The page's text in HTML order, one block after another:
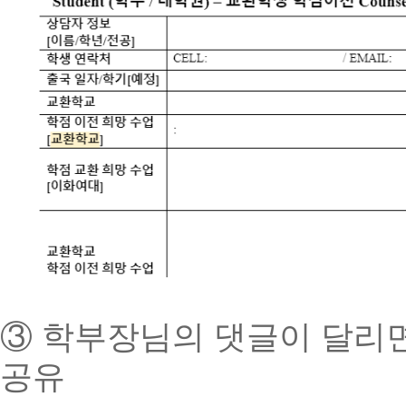
③ 학부장님의 댓글이 달리
공유